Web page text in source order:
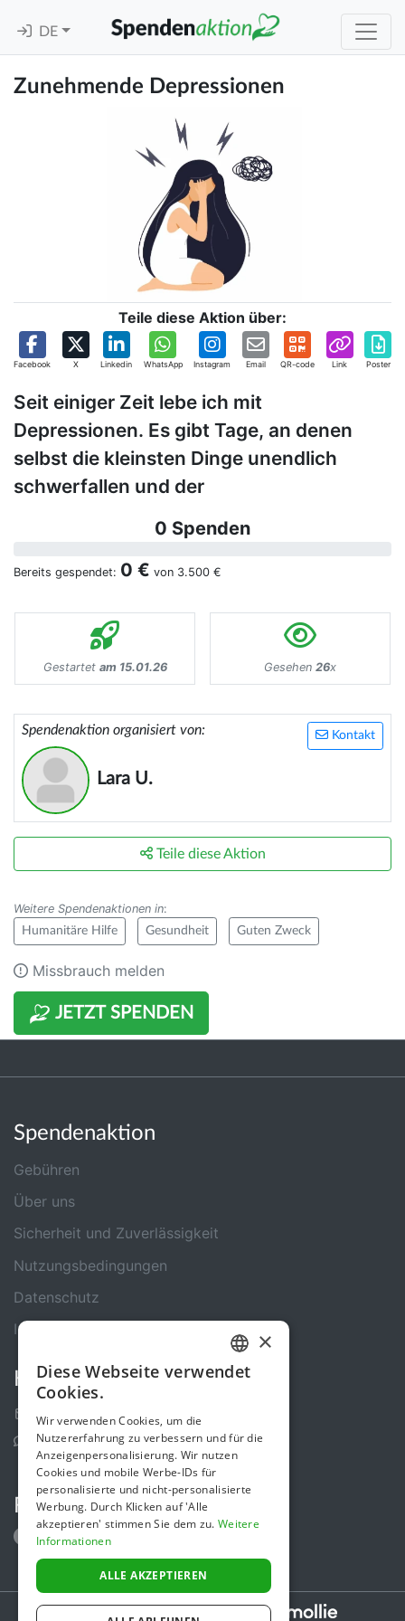
DE
Zunehmende Depressionen
Teile diese Aktion über:
Facebook X Linkedin WhatsApp Instagram Email QR-code Link Poster
Seit einiger Zeit lebe ich mit
Depressionen. Es gibt Tage, an denen
selbst die kleinsten Dinge unendlich
schwerfallen und der
0 Spenden
Bereits gespendet: 0 € von 3.500 €
Gestartet am 15.01.26 Gesehen 26x
Kontakt
Spendenaktion organisiert von:
Lara U.
JETZT SPENDEN
Teile diese Aktion
Weitere Spendenaktionen in:
Humanitäre Hilfe Gesundheit Guten Zweck
Missbrauch melden
Spendenaktion
Gebühren
Über uns
Sicherheit und Zuverlässigkeit
Nutzungsbedingungen
Datenschutz
Impressum
Kontakt
Kontakt-Formular
Support Center
Folge uns
Secure payments powered by
GERMAN
×
Diese Webseite verwendet
Cookies.
Wir verwenden Cookies, um die
Nutzererfahrung zu verbessern und für die
Anzeigenpersonalisierung. Wir nutzen
Cookies und mobile Werbe-IDs für
personalisierte und nicht-personalisierte
Werbung. Durch Klicken auf 'Alle
akzeptieren' stimmen Sie dem zu. Weitere
Informationen
ALLE AKZEPTIEREN